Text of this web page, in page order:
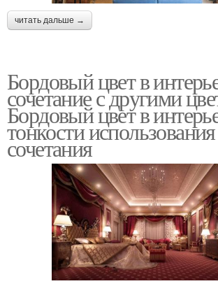
читать дальше →
Бордовый цвет в
сочетание с другими
Бордовый цвет в
тонкости
сочетания